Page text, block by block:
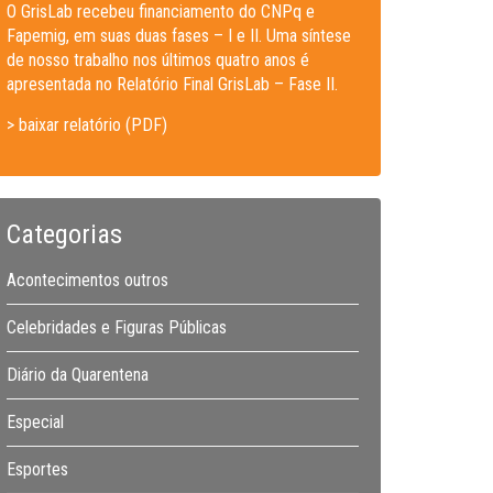
O GrisLab recebeu financiamento do CNPq e
Fapemig, em suas duas fases – I e II. Uma síntese
de nosso trabalho nos últimos quatro anos é
apresentada no Relatório Final GrisLab – Fase II.
> baixar relatório (PDF)
Categorias
Acontecimentos outros
Celebridades e Figuras Públicas
Diário da Quarentena
Especial
Esportes